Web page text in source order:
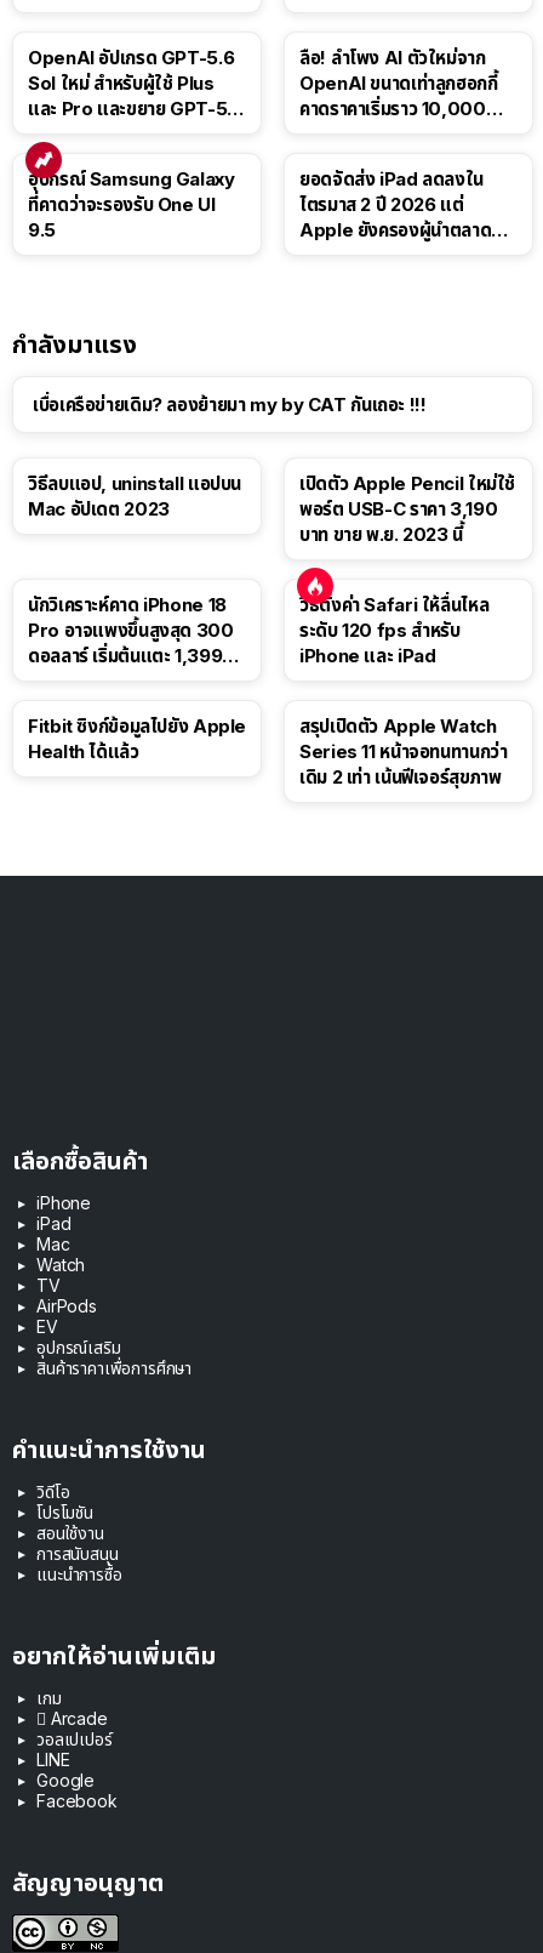
OpenAI อัปเกรด GPT-5.6
Sol ใหม่ สำหรับผู้ใช้ Plus
และ Pro และขยาย GPT-5.6
ลือ! ลำโพง AI ตัวใหม่จาก
OpenAI ขนาดเท่าลูกฮอกกี้
คาดราคาเริ่มราว 10,000
อุปกรณ์ Samsung Galaxy
ที่คาดว่าจะรองรับ One UI
9.5
ยอดจัดส่ง iPad ลดลงใน
ไตรมาส 2 ปี 2026 แต่
Apple ยังครองผู้นำตลาด
กำลังมาแรง
เบื่อเครือข่ายเดิม? ลองย้ายมา my by CAT กันเถอะ !!!
วิธีลบแอป, uninstall แอปบน
Mac อัปเดต 2023
เปิดตัว Apple Pencil ใหม่ใช้
พอร์ต USB-C ราคา 3,190
บาท ขาย พ.ย. 2023 นี้
นักวิเคราะห์คาด iPhone 18
Pro อาจแพงขึ้นสูงสุด 300
ดอลลาร์ เริ่มต้นแตะ 1,399
วิธีตั้งค่า Safari ให้ลื่นไหล
ระดับ 120 fps สำหรับ
iPhone และ iPad
Fitbit ซิงก์ข้อมูลไปยัง Apple
Health ได้แล้ว
สรุปเปิดตัว Apple Watch
Series 11 หน้าจอทนทานกว่า
เดิม 2 เท่า เน้นฟีเจอร์สุขภาพ
เลือกซื้อสินค้า
iPhone
iPad
Mac
Watch
TV
AirPods
EV
อุปกรณ์เสริม
สินค้าราคาเพื่อการศึกษา
คำแนะนำการใช้งาน
วิดีโอ
โปรโมชัน
สอนใช้งาน
การสนับสนุน
แนะนำการซื้อ
อยากให้อ่านเพิ่มเติม
เกม
 Arcade
วอลเปเปอร์
LINE
Google
Facebook
สัญญาอนุญาต